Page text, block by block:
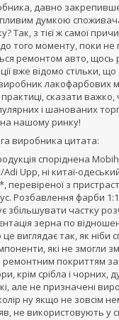
давно
думкою
Так, з тієї ж самої
того моменту, поки не
ремонтом авто, щось
вже відомо стільки,
лакофарбових
сказати
і шанованих
на нашому ринку!
виробника цитата:
споріднена
Adi Upp, ні китаї-
з
Розбавлення фарби
збільшувати частку
зерна по
це виглядає так, як
які не змогли
покриттям
крім срібла і чорних,
але не призначені
ну якщо не зовсім
не використовують у